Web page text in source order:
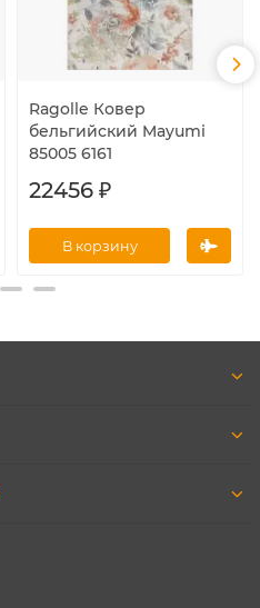
Ragolle Ковер
бельгийский Mayumi
85005 6161
22456 ₽
В корзину